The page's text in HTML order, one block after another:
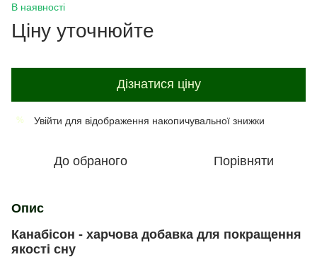
В наявності
Ціну уточнюйте
Дізнатися ціну
% Увійти для відображення накопичувальної знижки
До обраного Порівняти
Опис
Канабісон - харчова добавка для покращення
якості сну